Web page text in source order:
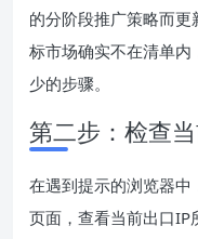
的分阶段推广策略而
标市场确实不在清单
少的步骤。
第二步：检查
在遇到提示的浏览器
页面，查看当前出口IP